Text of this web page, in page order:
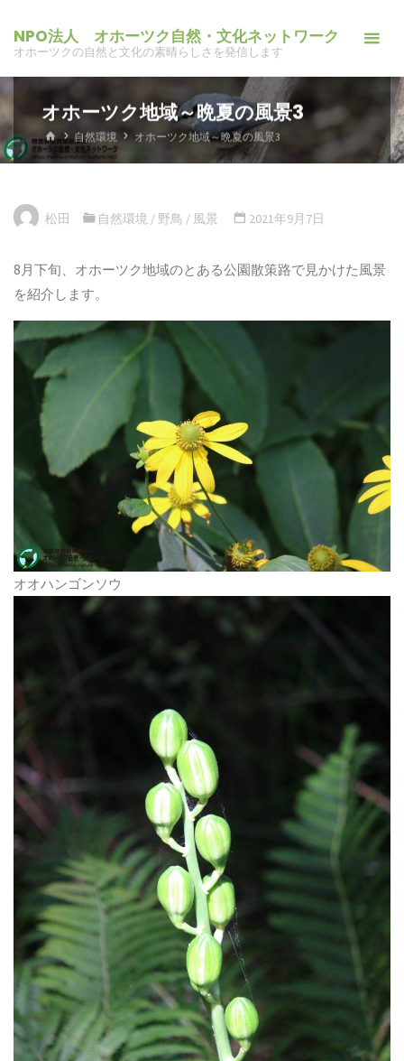
ン
ツ
へ
ス
NPO法人 オホーツク自然・文化ネットワーク
オホーツクの自然と文化の素晴らしさを発信します
オホーツク地域～晩夏の風景3
ホ
ー
ム
自然環境 オホーツク地域～晩夏の風景3
松田 自然環境 / 野鳥 / 風景 2021年9月7日
8月下旬、オホーツク地域のとある公園散策路で見かけた風景
を紹介します。
オオハンゴンソウ